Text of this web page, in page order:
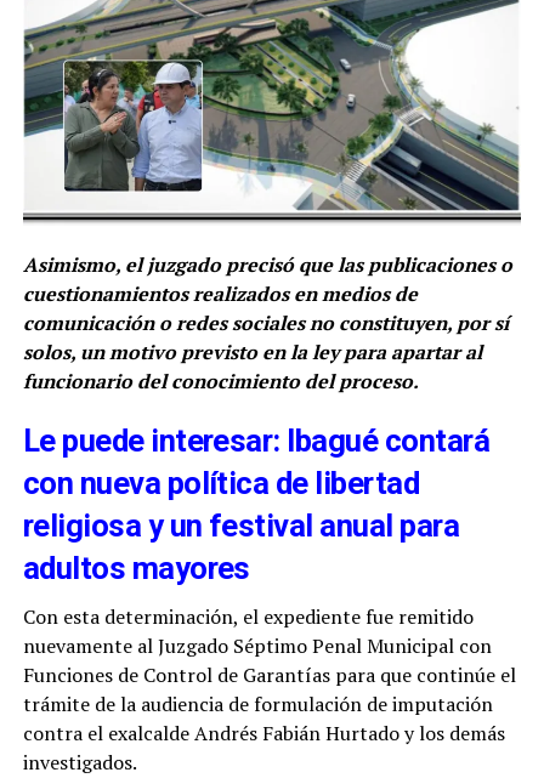
Asimismo, el juzgado precisó que las publicaciones o
cuestionamientos realizados en medios de
comunicación o redes sociales no constituyen, por sí
solos, un motivo previsto en la ley para apartar al
funcionario del conocimiento del proceso.
Le puede interesar: Ibagué contará
con nueva política de libertad
religiosa y un festival anual para
adultos mayores
Con esta determinación, el expediente fue remitido
nuevamente al Juzgado Séptimo Penal Municipal con
Funciones de Control de Garantías para que continúe el
trámite de la audiencia de formulación de imputación
contra el exalcalde Andrés Fabián Hurtado y los demás
investigados.